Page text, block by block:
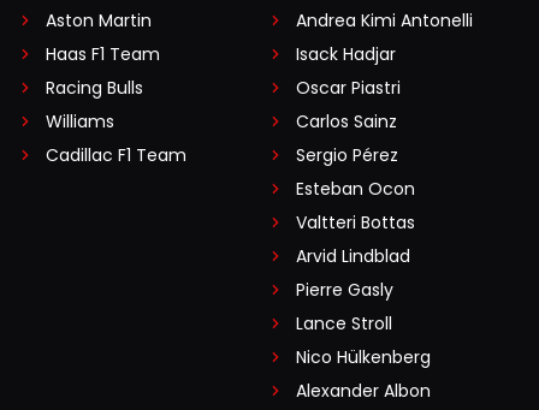
Aston Martin
Haas F1 Team
Racing Bulls
Williams
Cadillac F1 Team
Andrea Kimi Antonelli
Isack Hadjar
Oscar Piastri
Carlos Sainz
Sergio Pérez
Esteban Ocon
Valtteri Bottas
Arvid Lindblad
Pierre Gasly
Lance Stroll
Nico Hülkenberg
Alexander Albon